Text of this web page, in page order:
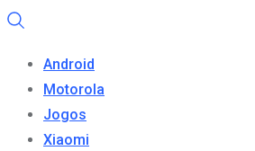
Android
Motorola
Jogos
Xiaomi